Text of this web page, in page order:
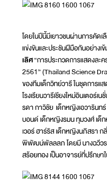
โดยในปีนี้มีเยาวชนผ่านการคัด
แข่งขันและประชันฝีมือกันอย่าง
เลิศ“การประกวดการแสดงละ
2561” (Thailand Science
ของทีมเด็กวิทย์วารี ในชุดการ
โรงเรียนวารีเชียงใหม่อินเตอร์
รดา กาวิชัย เด็กหญิงเอวารินท
บอนด์ เด็กหญิงรมน ทุมวงศ์ เด็
เวอร์ ฮาร์ริส เด็กหญิงนภิสรา ก
พิพัฒน์พัลลลภ โดยมี นางฉวีว
สร้อยทอง เป็นอาจารย์ที่ปรึกษา